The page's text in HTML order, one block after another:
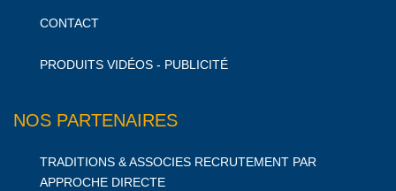
CONTACT
PRODUITS VIDÉOS - PUBLICITÉ
NOS PARTENAIRES
TRADITIONS & ASSOCIES RECRUTEMENT PAR
APPROCHE DIRECTE